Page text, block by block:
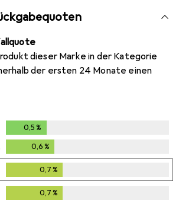
dieser Marke in der Kategorie
der ersten 24 Monate einen
0,5 %
0,6 %
0,7 %
0,7 %